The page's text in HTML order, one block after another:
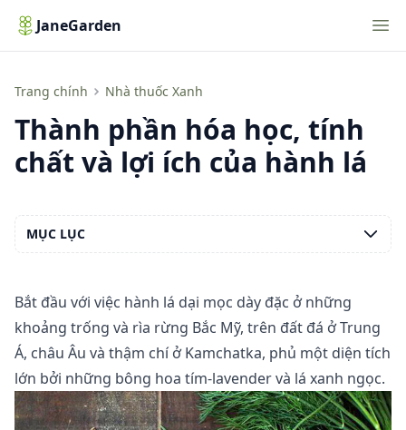
JaneGarden
Trang chính Nhà thuốc Xanh
Thành phần hóa học, tính chất và lợi ích của hành lá
Thành phần hóa học, tính
chất và lợi ích của hành lá
Bắt đầu với việc hành lá dại mọc dày đặc ở những
khoảng trống và rìa rừng Bắc Mỹ, trên đất đá ở Trung
Á, châu Âu và thậm chí ở Kamchatka, phủ một diện tích
lớn bởi những bông hoa tím-lavender và lá xanh ngọc.
MỤC LỤC